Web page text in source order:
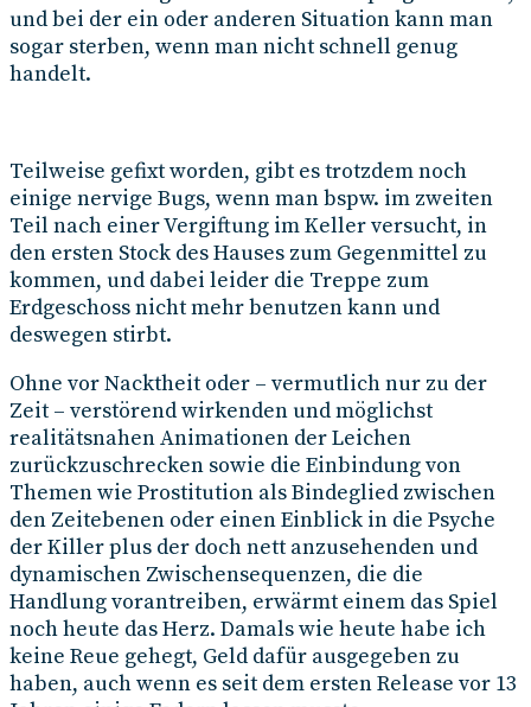
und bei der ein oder anderen Situation kann man
sogar sterben, wenn man nicht schnell genug
handelt.
Teilweise gefixt worden, gibt es trotzdem noch
einige nervige Bugs, wenn man bspw. im zweiten
Teil nach einer Vergiftung im Keller versucht, in
den ersten Stock des Hauses zum Gegenmittel zu
kommen, und dabei leider die Treppe zum
Erdgeschoss nicht mehr benutzen kann und
deswegen stirbt.
Ohne vor Nacktheit oder – vermutlich nur zu der
Zeit – verstörend wirkenden und möglichst
realitätsnahen Animationen der Leichen
zurückzuschrecken sowie die Einbindung von
Themen wie Prostitution als Bindeglied zwischen
den Zeitebenen oder einen Einblick in die Psyche
der Killer plus der doch nett anzusehenden und
dynamischen Zwischensequenzen, die die
Handlung vorantreiben, erwärmt einem das Spiel
noch heute das Herz. Damals wie heute habe ich
keine Reue gehegt, Geld dafür ausgegeben zu
haben, auch wenn es seit dem ersten Release vor 13